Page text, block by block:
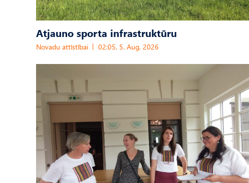
Atjauno sporta infrastruktūru
Novadu attīstībai 02:05, 5. Aug, 2026